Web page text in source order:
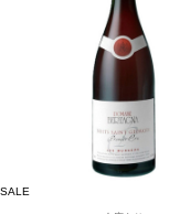
SALE